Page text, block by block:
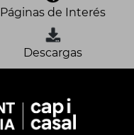
Páginas de Interés
Descargas